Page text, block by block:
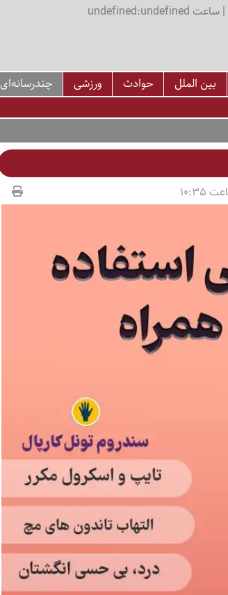
بین الملل حوادث ورزشی چندرسانه‌ای